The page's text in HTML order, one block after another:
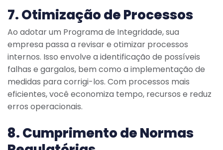
7. Otimização de Processos
Ao adotar um Programa de Integridade, sua
empresa passa a revisar e otimizar processos
internos. Isso envolve a identificação de possíveis
falhas e gargalos, bem como a implementação de
medidas para corrigi-los. Com processos mais
eficientes, você economiza tempo, recursos e reduz
erros operacionais.
8. Cumprimento de Normas